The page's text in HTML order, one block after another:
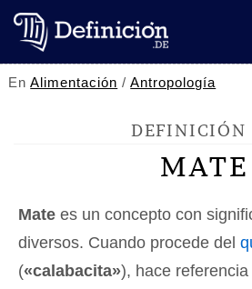
EnAlimentación /Antropología
DEFINICIÓN
MATE
Mate es un concepto con
diversos. Cuando procede del
(«calabacita»), hace